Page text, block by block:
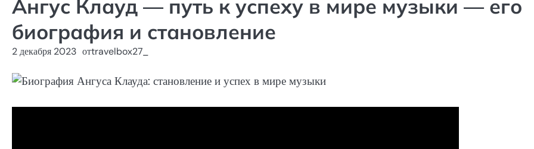
Ангус Клауд — путь к успеху в мире музыки — его
биография и становление
2 декабря 2023 отtravelbox27_
Отправить